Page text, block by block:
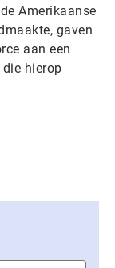
Amerikaanse
gaven
aan een
hierop